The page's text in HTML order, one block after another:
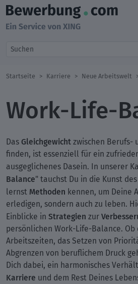
Startseite Karriere Neue Arbeitswelt
Work-Life-
DasGleichgewichtzwischen Berufs-
finden, ist essenziell für ein
ausgeglichenes Dasein. In unserer
Balance" tauchst Du in die Kunst
lernst Methoden kennen, um Deine
erledigen, sondern auch zu leben.
Einblicke in Strategien zur
persönlichen Work-Life-Balance.
Arbeitszeiten, das Setzen von
Abgrenzen von beruflichem Druck
Dich dabei, ein harmonisches
Karriere und dem Rest Deines